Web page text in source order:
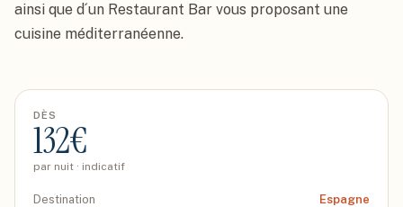
ainsi que d´un Restaurant Bar vous proposant une
cuisine méditerranéenne.
DÈS
132€
par nuit · indicatif
Destination
Espagne